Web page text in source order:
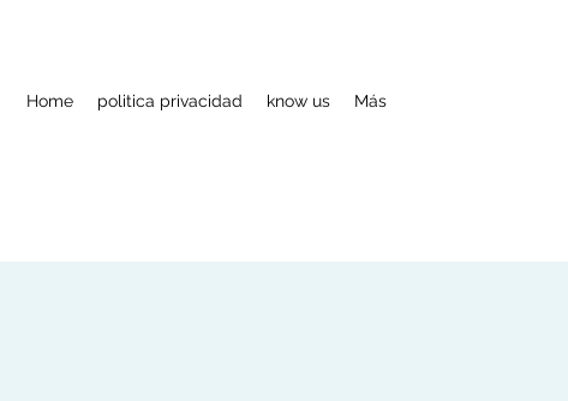
Home politica privacidad know us Más